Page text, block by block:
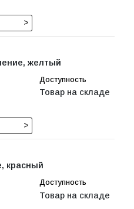
>
желтый
Товар на складе
>
красный
Товар на складе